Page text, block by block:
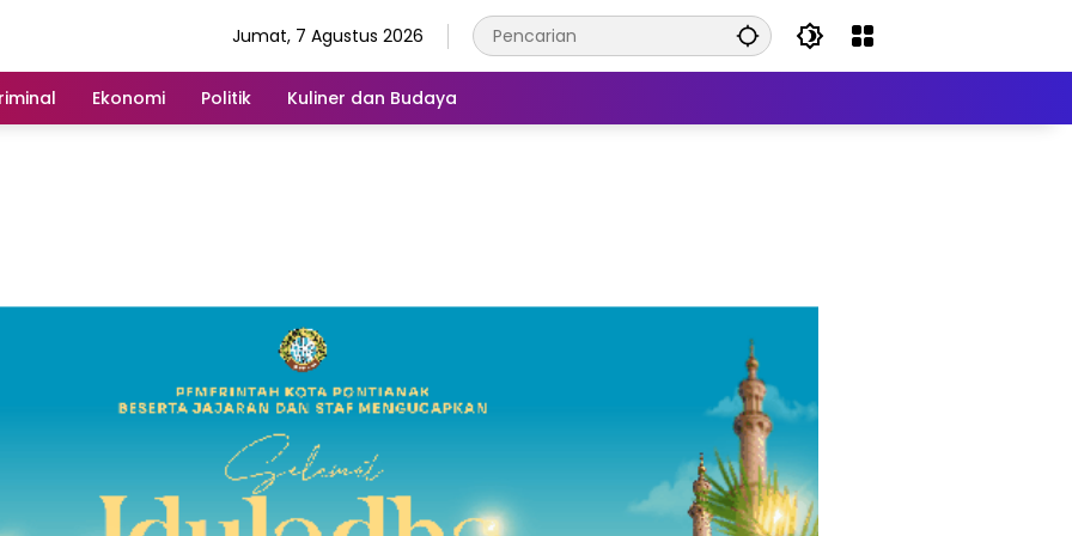
Jumat, 7 Agustus 2026
Ekonomi Politik Kuliner dan Budaya